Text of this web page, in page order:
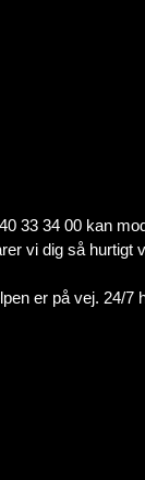
33 34 00 kan
vi dig så hurtigt
er på vej. 24/